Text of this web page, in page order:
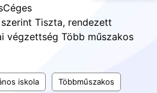
️Tiszta, rendezett
végzettség ️Több műszakos
iskola Többműszakos